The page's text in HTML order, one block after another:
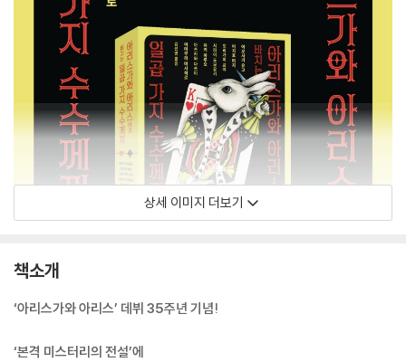
상세 이미지 더보기
책소개
‘아리스가와 아리스’ 데뷔 35주년 기념!
‘본격 미스터리의 전설’에